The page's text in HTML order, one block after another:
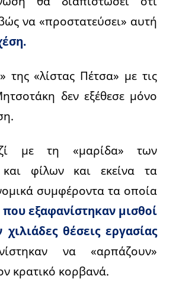
να «προστατεύσει» αυτή
της «λίστας Πέτσα» με τις
δεν εξέθεσε μόνο
με τη «μαρίδα» των
και φίλων και εκείνα τα
συμφέροντα τα οποία
που εξαφανίστηκαν μισθοί
θέσεις εργασίας
να «αρπάζουν»
κρατικό κορβανά.